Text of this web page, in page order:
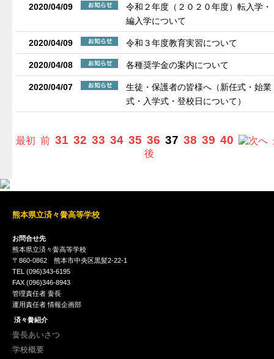
2020/04/09
令和２年度（２０２０年度）転入学・
編入学について
2020/04/09 令和３年度教育実習について
2020/04/08 各種奨学金の案内について
2020/04/07
生徒・保護者の皆様へ（新任式・始業
式・入学式・登校日について）
最初 前 31 32 33 34 35 36 37 38 39 40 へ
後
熊本県立済々黌高等学校
お問合せ先
熊本県立済々黌高等学校
〒860-0862 熊本市中央区黒髪2-22-1
TEL (096)343-6195
FAX (096)346-8943
管理責任者 黌長
運用責任者 情報企画部
済々黌紹介
黌長あいさつ
学校概要